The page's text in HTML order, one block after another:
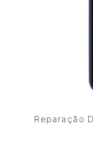
Reparação